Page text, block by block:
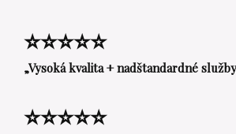
⭐⭐⭐⭐⭐
„Vysoká kvalita + nadštandardné
⭐⭐⭐⭐⭐